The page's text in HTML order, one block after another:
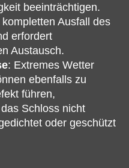
beeinträchtigen.
Ausfall des
erfordert
Austausch.
: Extremes Wetter
ebenfalls zu
führen,
Schloss nicht
oder geschützt